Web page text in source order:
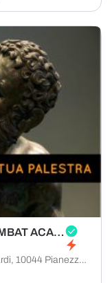
DC COMBAT ACADEMY
Via Mollardi, 10044 Pianezza città metropolitana di Torino, Italia